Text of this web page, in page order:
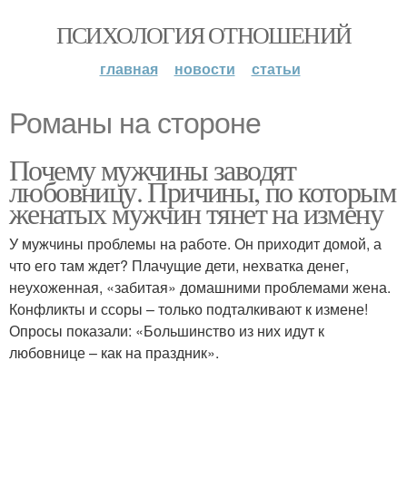
ПСИХОЛОГИЯ ОТНОШЕНИЙ
главная новости статьи
Романы на стороне
Почему мужчины заводят
любовницу. Причины, по которым
женатых мужчин тянет на измену
У мужчины проблемы на работе. Он приходит домой, а
что его там ждет? Плачущие дети, нехватка денег,
неухоженная, «забитая» домашними проблемами жена.
Конфликты и ссоры – только подталкивают к измене!
Опросы показали: «Большинство из них идут к
любовнице – как на праздник».